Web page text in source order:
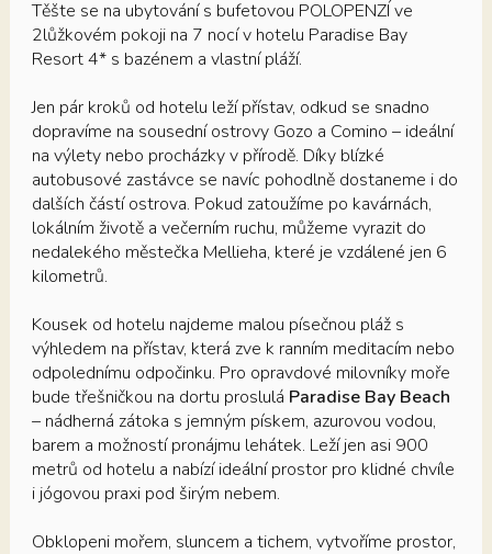
Těšte se na ubytování s bufetovou POLOPENZÍ ve
2lůžkovém pokoji na 7 nocí v hotelu Paradise Bay
Resort 4* s bazénem a vlastní pláží.
Jen pár kroků od hotelu leží přístav, odkud se snadno
dopravíme na sousední ostrovy Gozo a Comino – ideální
na výlety nebo procházky v přírodě. Díky blízké
autobusové zastávce se navíc pohodlně dostaneme i do
dalších částí ostrova. Pokud zatoužíme po kavárnách,
lokálním životě a večerním ruchu, můžeme vyrazit do
nedalekého městečka Mellieha, které je vzdálené jen 6
kilometrů.
Kousek od hotelu najdeme malou písečnou pláž s
výhledem na přístav, která zve k ranním meditacím nebo
odpolednímu odpočinku. Pro opravdové milovníky moře
bude třešničkou na dortu proslulá Paradise Bay Beach
– nádherná zátoka s jemným pískem, azurovou vodou,
barem a možností pronájmu lehátek. Leží jen asi 900
metrů od hotelu a nabízí ideální prostor pro klidné chvíle
i jógovou praxi pod širým nebem.
Obklopeni mořem, sluncem a tichem, vytvoříme prostor,